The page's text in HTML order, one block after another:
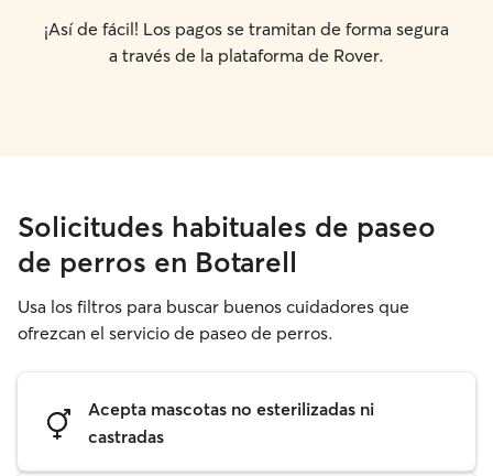
¡Así de fácil! Los pagos se tramitan de forma segura
a través de la plataforma de Rover.
Solicitudes habituales de paseo
de perros en Botarell
Usa los filtros para buscar buenos cuidadores que
ofrezcan el servicio de paseo de perros.
Acepta mascotas no esterilizadas ni
castradas